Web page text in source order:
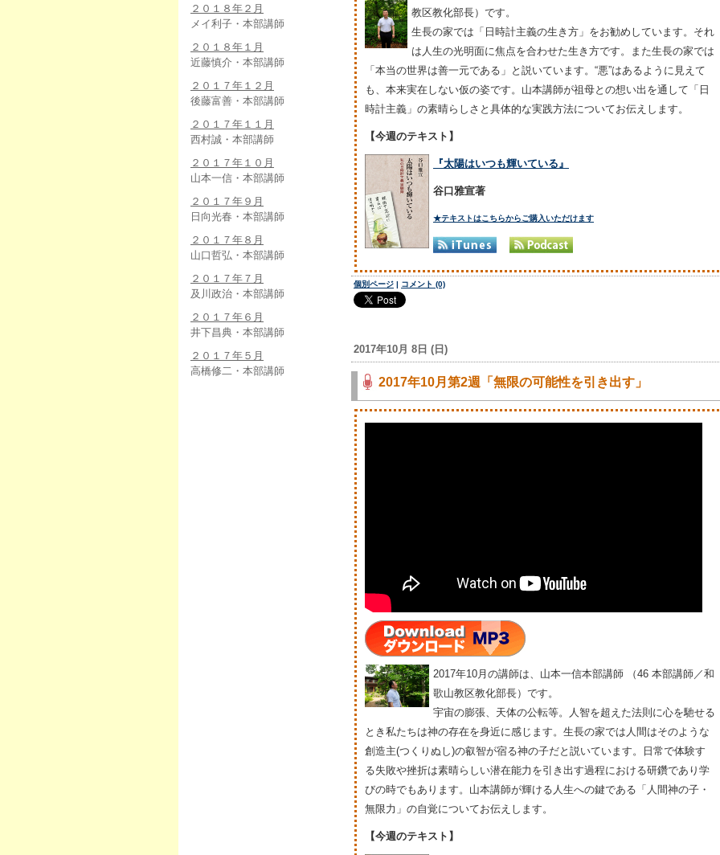
２０１８年２月
メイ利子・本部講師
２０１８年１月
近藤慎介・本部講師
２０１７年１２月
後藤富善・本部講師
２０１７年１１月
西村誠・本部講師
２０１７年１０月
山本一信・本部講師
２０１７年９月
日向光春・本部講師
２０１７年８月
山口哲弘・本部講師
２０１７年７月
及川政治・本部講師
２０１７年６月
井下昌典・本部講師
２０１７年５月
高橋修二・本部講師
教区教化部長）です。
生長の家では「日時計主義の生き方」をお勧めしています。それ
は人生の光明面に焦点を合わせた生き方です。また生長の家では
「本当の世界は善一元である」と説いています。“悪”はあるように見えて
も、本来実在しない仮の姿です。山本講師が祖母との想い出を通して「日
時計主義」の素晴らしさと具体的な実践方法についてお伝えします。
【今週のテキスト】
『太陽はいつも輝いている』
谷口雅宣著
★テキストはこちらからご購入いただけます
個別ページ | コメント (0)
2017年10月 8日 (日)
2017年10月第2週「無限の可能性を引き出す」
2017年10月の講師は、山本一信本部講師 （46 本部講師／和
歌山教区教化部長）です。
宇宙の膨張、天体の公転等。人智を超えた法則に心を馳せる
とき私たちは神の存在を身近に感じます。生長の家では人間はそのような
創造主(つくりぬし)の叡智が宿る神の子だと説いています。日常で体験す
る失敗や挫折は素晴らしい潜在能力を引き出す過程における研鑽であり学
びの時でもあります。山本講師が輝ける人生への鍵である「人間神の子・
無限力」の自覚についてお伝えします。
【今週のテキスト】